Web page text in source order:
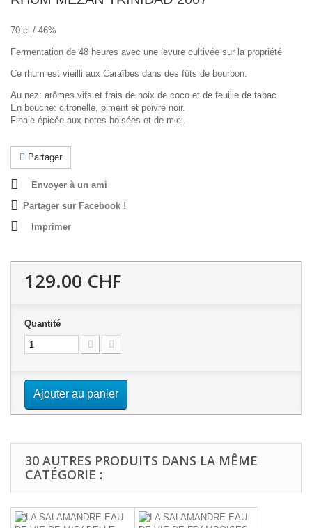
70 cl / 46%
Fermentation de 48 heures avec une levure cultivée sur la propriété
Ce rhum est vieilli aux Caraïbes dans des fûts de bourbon.
Au nez: arômes vifs et frais de noix de coco et de feuille de tabac.
En bouche: citronelle, piment et poivre noir.
Finale épicée aux notes boisées et de miel.
Partager
Envoyer à un ami
Partager sur Facebook !
Imprimer
129.00 CHF
Quantité
Ajouter au panier
30 AUTRES PRODUITS DANS LA MÊME
CATÉGORIE :